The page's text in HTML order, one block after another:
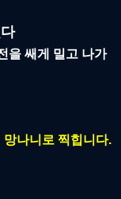
을 쌔게 밀고 나가
나니로 찍힙니다.